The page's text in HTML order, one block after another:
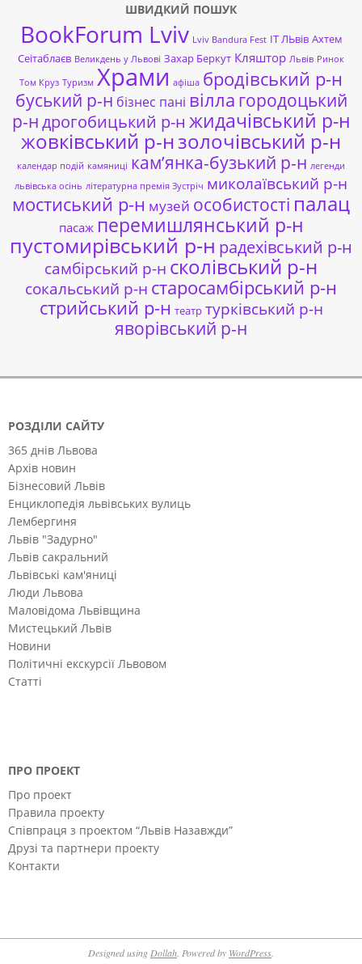
ШВИДКИЙ ПОШУК
BookForum Lviv Lviv Bandura Fest ІТ ЛЬвів Ахтем
Сеітаблаєв Великдень у Львові Захар Беркут Кляштор Львів Ринок
Том Круз Туризм Храми афіша бродівський р-н
буський р-н бізнес пані вілла городоцький
р-ндрогобицький р-н жидачівський р-н
жовківський р-нзолочівський р-н
календар подій камяниці кам’янка-бузький р-н легенди
львівська осінь літературна премія Зустріч миколаївський р-н
мостиський р-н музей особистості палац
пасаж перемишлянський р-н
пустомирівський р-н радехівський р-н
самбірський р-н сколівський р-н
сокальський р-н старосамбірський р-н
стрийський р-н театр турківський р-н
яворівський р-н
РОЗДІЛИ САЙТУ
365 днів Львова
Архів новин
Бізнесовий Львів
Енциклопедія львівських вулиць
Лембергиня
Львів "Задурно"
Львів сакральний
Львівські кам'яниці
Люди Львова
Маловідома Львівщина
Мистецький Львів
Новини
Політичні екскурсії Львовом
Статті
ПРО ПРОЕКТ
Про проект
Правила проекту
Співпраця з проектом “Львів Назавжди”
Друзі та партнери проекту
Контакти
Designed using Dollah . Powered by WordPress